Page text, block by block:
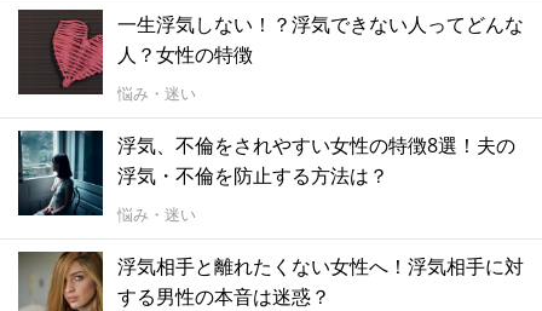
一生浮気しない！？浮気できない人ってどんな
人？女性の特徴
悩み・迷い
浮気、不倫をされやすい女性の特徴8選！夫の
浮気・不倫を防止する方法は？
悩み・迷い
浮気相手と離れたくない女性へ！浮気相手に対
する男性の本音は迷惑？